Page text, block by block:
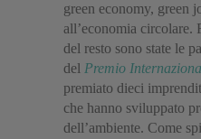
green economy, green
all’economia circolare.
del resto sono state le
del Premio
premiato dieci
che hanno sviluppato
dell’ambiente. Come